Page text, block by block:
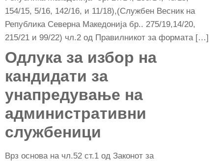
154/15, 5/16, 142/16, и 11/18),(Службен Весник на
Република Северна Македонија бр.. 275/19,14/20,
215/21 и 99/22) чл.2 од Правилникот за формата […]
Одлука за избор на
кандидати за
унапредување на
административни
службеници
Врз основа на чл.52 ст.1 од Законот за